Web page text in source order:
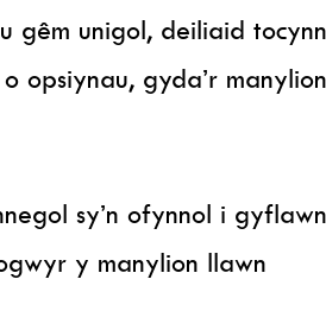
gêm unigol, deiliaid
opsiynau, gyda’r manylion
sy’n ofynnol i
y manylion llawn